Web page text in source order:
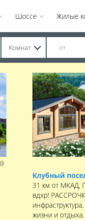
Шоссе Жилые
Комнат
Клубный
31 км от МКАД,
вдхр!
жизни и отдыха.